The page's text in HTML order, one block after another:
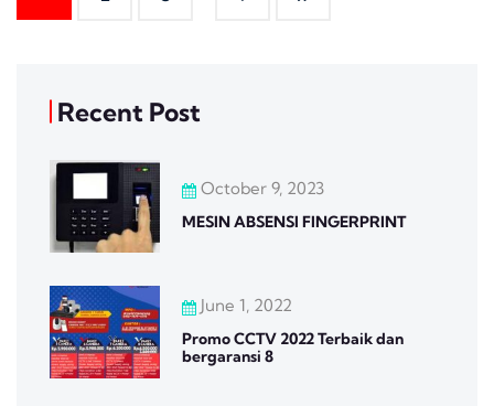
Recent Post
October 9, 2023
MESIN ABSENSI FINGERPRINT
June 1, 2022
Promo CCTV 2022 Terbaik dan
bergaransi 8